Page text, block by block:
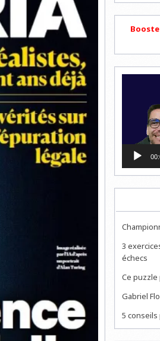
3
échecs
Ce
Gabriel
5